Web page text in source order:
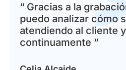
“ Gracias a la
puedo analizar cómo
atendiendo al cliente
continuamente “